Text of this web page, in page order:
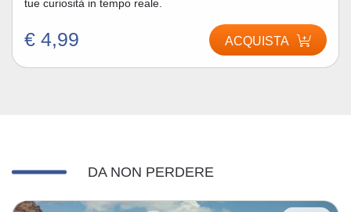
tue curiosità in tempo reale.
€ 4,99 ACQUISTA
DA NON PERDERE